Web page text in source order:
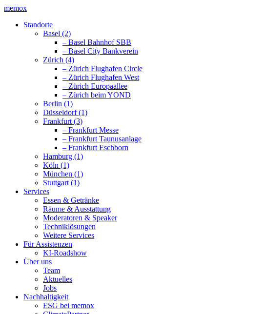
memox
Standorte
Basel (2)
– Basel Bahnhof SBB
– Basel City Bankverein
Zürich (4)
– Zürich Flughafen Circle
– Zürich Flughafen West
– Zürich Europaallee
– Zürich beim YOND
Berlin (1)
Düsseldorf (1)
Frankfurt (3)
– Frankfurt Messe
– Frankfurt Taunusanlage
– Frankfurt Eschborn
Hamburg (1)
Köln (1)
München (1)
Stuttgart (1)
Services
Essen & Getränke
Räume & Ausstattung
Moderatoren & Speaker
Techniklösungen
Weitere Services
Für Assistenzen
KI-Roadshow
Über uns
Team
Aktuelles
Jobs
Nachhaltigkeit
ESG bei memox